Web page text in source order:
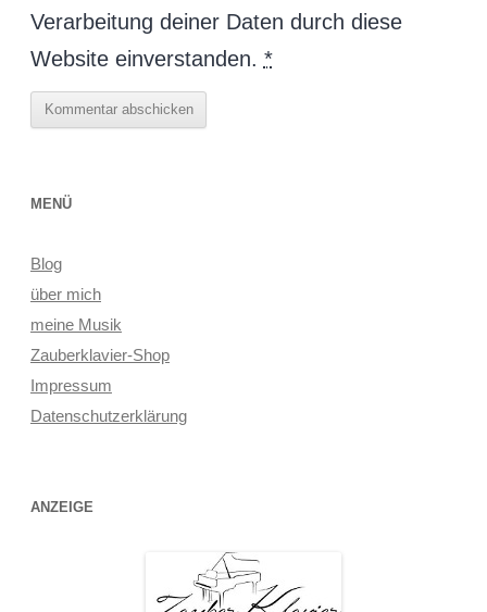
Verarbeitung deiner Daten durch diese
Website einverstanden. *
MENÜ
Blog
über mich
meine Musik
Zauberklavier-Shop
Impressum
Datenschutzerklärung
ANZEIGE